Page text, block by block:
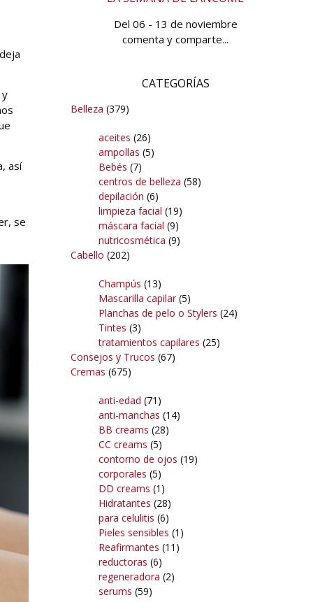
y
así
se
Del 06 - 13 de noviembre
comenta y comparte...
CATEGORÍAS
Belleza (379)
aceites (26)
ampollas (5)
Bebés (7)
centros de belleza (58)
depilación (6)
limpieza facial (19)
máscara facial (9)
nutricosmética (9)
Cabello (202)
Champús (13)
Mascarilla capilar(5)
Planchas de pelo o Stylers (24)
Tintes (3)
tratamientos capilares (25)
Consejos y Trucos (67)
Cremas (675)
anti-edad (71)
anti-manchas (14)
BB creams (28)
CC creams (5)
contorno de ojos (19)
corporales (5)
DD creams (1)
Hidratantes (28)
para celulitis (6)
Pieles sensibles (1)
Reafirmantes (11)
reductoras (6)
regeneradora (2)
serums (59)